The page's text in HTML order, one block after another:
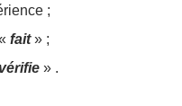
;
fait» ;
vérifie » .